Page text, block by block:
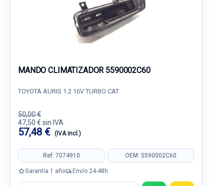
MANDO CLIMATIZADOR 5590002C60
TOYOTA AURIS 1.2 16V TURBO CAT
50,00 €
47,50 € sin IVA.
57,48 € (IVA incl.)
Ref: 7074910 OEM: 5590002C60
Garantía 1 año Envío 24-48h